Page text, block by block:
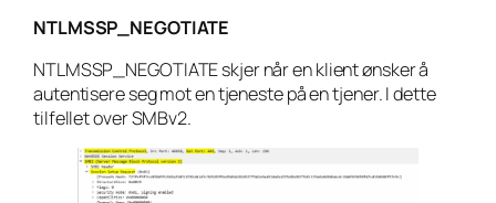
NTLMSSP_NEGOTIATE
NTLMSSP_NEGOTIATE skjer når en klient ønsker å
autentisere seg mot en tjeneste på en tjener. I dette
tilfellet over SMBv2.